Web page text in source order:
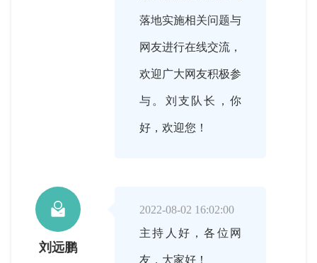
落地实施相关问题与
网友进行在线交流，
欢迎广大网友积极参
与。刘支队长，你
好，欢迎您！

刘远鹏
2022-08-02 16:02:00
主持人好，各位网
友，大家好！